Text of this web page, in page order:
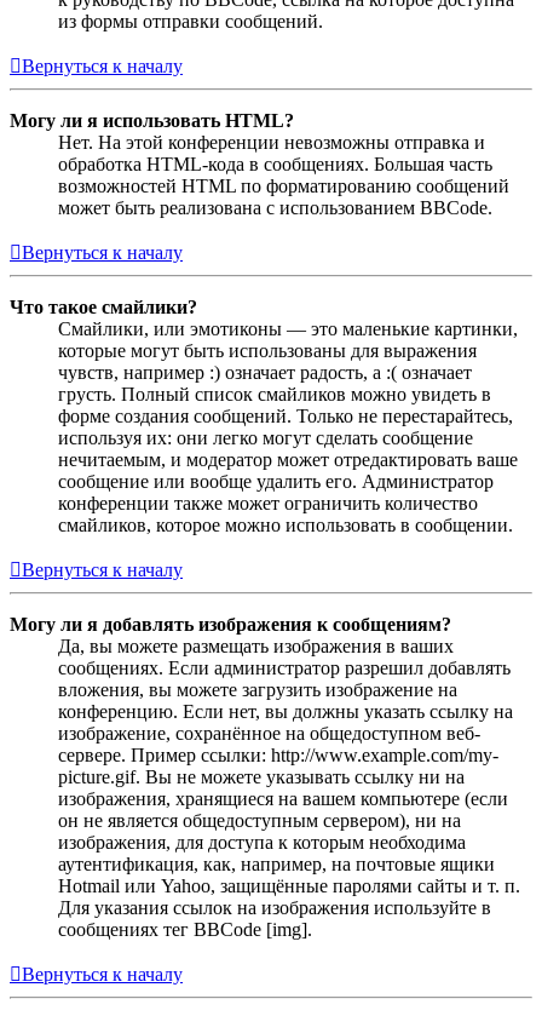
из формы отправки сообщений.
Вернуться к началу
Могу ли я использовать HTML?
Нет. На этой конференции невозможны отправка и
обработка HTML-кода в сообщениях. Большая часть
возможностей HTML по форматированию сообщений
может быть реализована с использованием BBCode.
Вернуться к началу
Что такое смайлики?
Смайлики, или эмотиконы — это маленькие картинки,
которые могут быть использованы для выражения
чувств, например :) означает радость, а :( означает
грусть. Полный список смайликов можно увидеть в
форме создания сообщений. Только не перестарайтесь,
используя их: они легко могут сделать сообщение
нечитаемым, и модератор может отредактировать ваше
сообщение или вообще удалить его. Администратор
конференции также может ограничить количество
смайликов, которое можно использовать в сообщении.
Вернуться к началу
Могу ли я добавлять изображения к сообщениям?
Да, вы можете размещать изображения в ваших
сообщениях. Если администратор разрешил добавлять
вложения, вы можете загрузить изображение на
конференцию. Если нет, вы должны указать ссылку на
изображение, сохранённое на общедоступном веб-
сервере. Пример ссылки: http://www.example.com/my-
picture.gif. Вы не можете указывать ссылку ни на
изображения, хранящиеся на вашем компьютере (если
он не является общедоступным сервером), ни на
изображения, для доступа к которым необходима
аутентификация, как, например, на почтовые ящики
Hotmail или Yahoo, защищённые паролями сайты и т. п.
Для указания ссылок на изображения используйте в
сообщениях тег BBCode [img].
Вернуться к началу